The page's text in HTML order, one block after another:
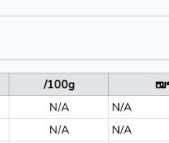
/100g
ໝ
N/A
N/A
N/A
N/A